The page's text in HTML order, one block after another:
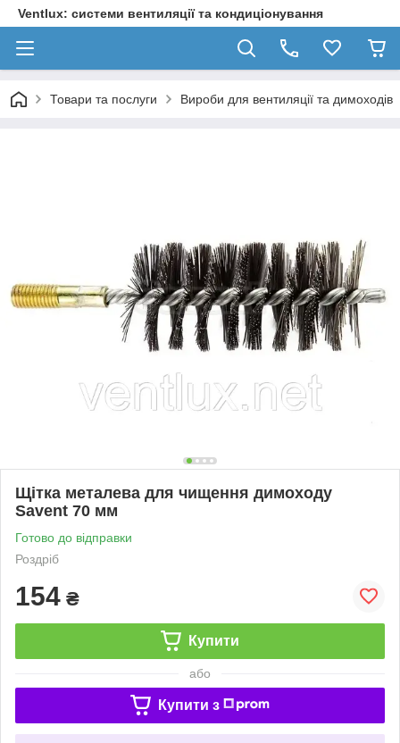
Ventlux: системи вентиляції та кондиціонування
Товари та послуги Вироби для вентиляції та димоходів
Щітка металева для чищення димоходу
Savent 70 мм
Готово до відправки
Роздріб
154 ₴
Купити
або
Купити з